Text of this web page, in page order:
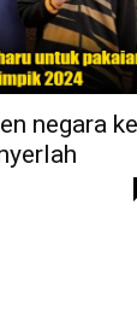
negara ke